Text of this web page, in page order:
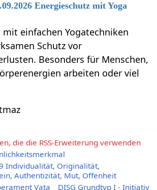
Energieschutz mit Yoga
mit einfachen Yogatechniken
Schutz vor
Besonders für Menschen,
arbeiten oder viel
die die RSS-Erweiterung verwenden
Individualität, Originalität,
Authentizität, Mut, Offenheit
Vata
DISG Grundtyp I - Initiativ